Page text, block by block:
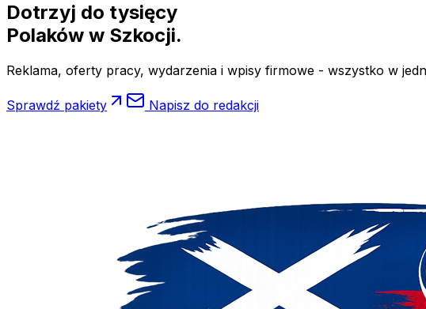
Dotrzyj do tysięcy
Polaków w Szkocji.
Reklama, oferty pracy, wydarzenia i wpisy firmowe - wszystko w
Sprawdź pakiety Napisz do redakcji